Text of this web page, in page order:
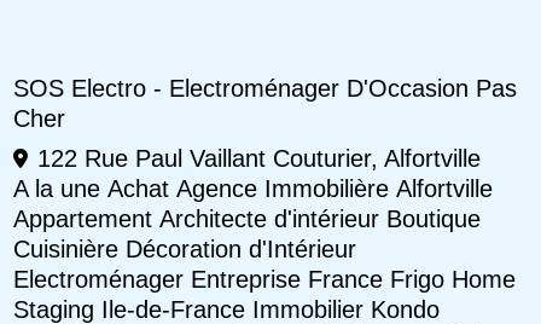
SOS Electro - Electroménager D'Occasion Pas
Cher
122 Rue Paul Vaillant Couturier, Alfortville
A la une Achat Agence Immobilière Alfortville
Appartement Architecte d'intérieur Boutique
Cuisinière Décoration d'Intérieur
Electroménager Entreprise France Frigo Home
Staging Ile-de-France Immobilier Kondo